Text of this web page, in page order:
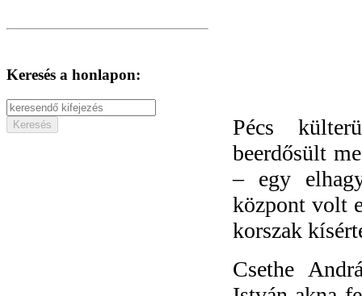
Keresés a honlapon:
Pécs
beerdősült
– egy
központ volt
korszak
Csethe